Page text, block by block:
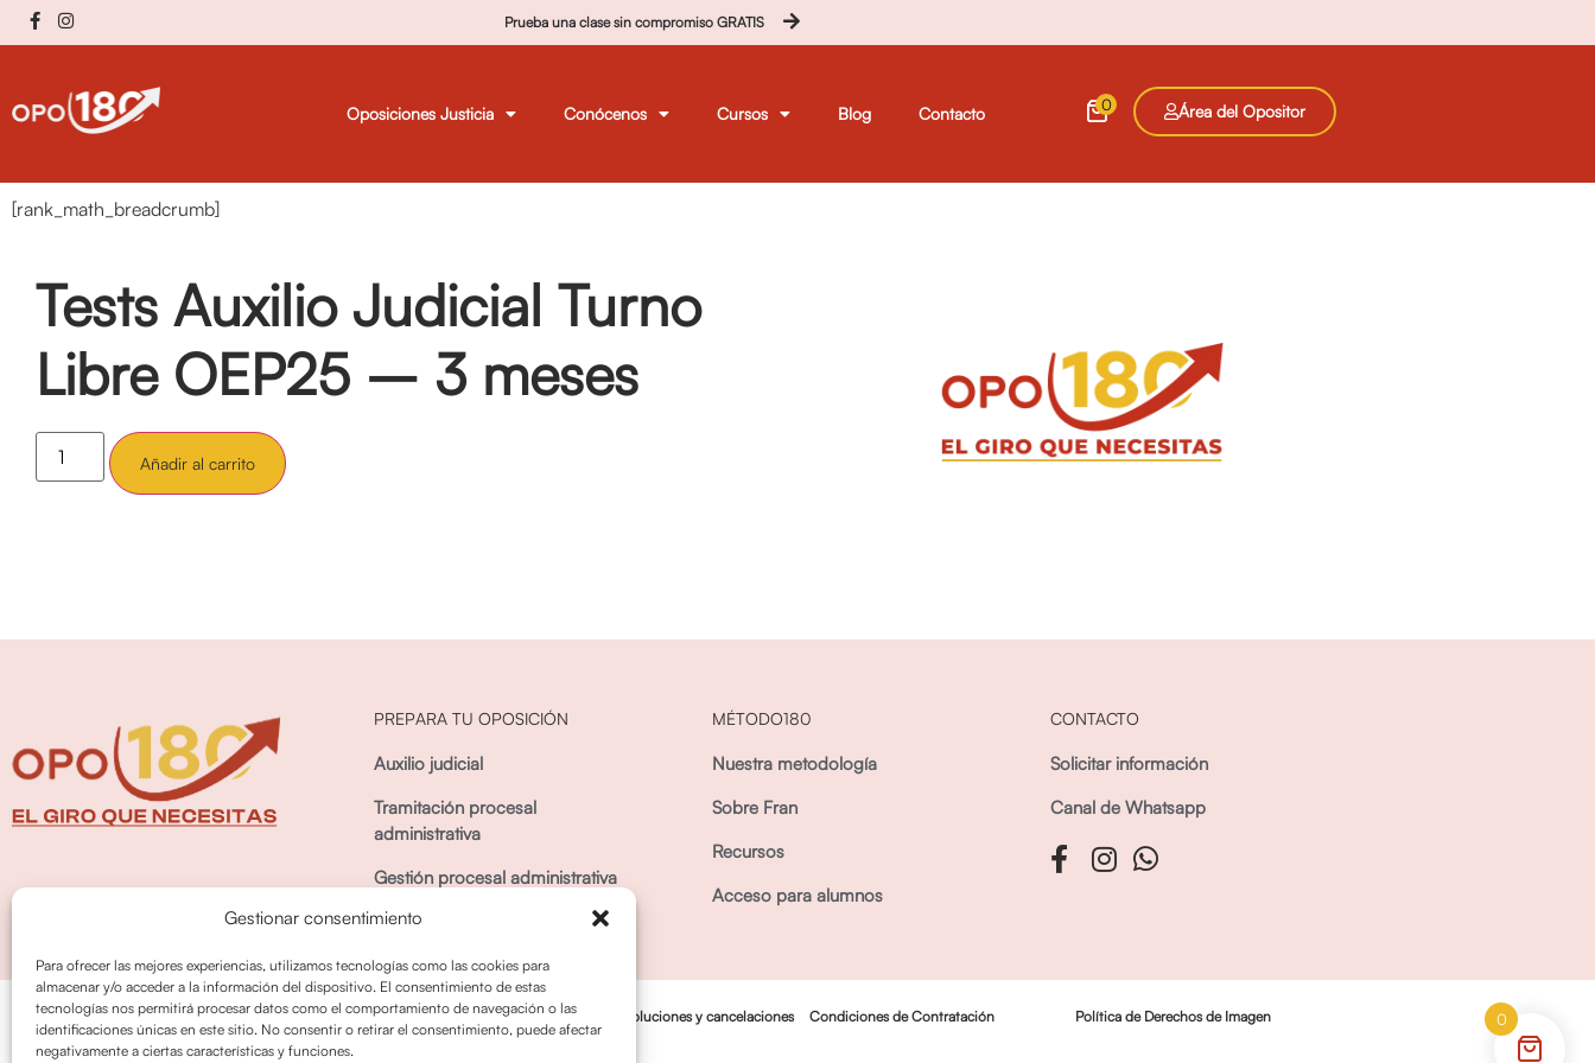
Gestionar consentimiento
Para ofrecer las mejores experiencias, utilizamos tecnologías como las cookies para
almacenar y/o acceder a la información del dispositivo. El consentimiento de estas
tecnologías nos permitirá procesar datos como el comportamiento de navegación o las
identificaciones únicas en este sitio. No consentir o retirar el consentimiento, puede afectar
negativamente a ciertas características y funciones.
Prueba una clase sin compromiso GRATIS
Oposiciones Justicia Conócenos Cursos Blog Contacto 0 Área del Opositor
[rank_math_breadcrumb]
Tests Auxilio Judicial Turno
Libre OEP25 – 3 meses
Añadir al carrito
PREPARA TU OPOSICIÓN
Auxilio judicial
Tramitación procesal
administrativa
Gestión procesal administrativa
MÉTODO180
Nuestra metodología
Sobre Fran
Recursos
Acceso para alumnos
CONTACTO
Solicitar información
Canal de Whatsapp
Política de privacidad Política de cookies Política dedevoluciones y cancelaciones Condiciones de Contratación Política de Derechos de Imagen 0